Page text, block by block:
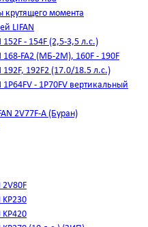
крутящего момента
LIFAN
152F - 154F (2,5-3,5 л.с.)
168-FA2 (МБ-2М), 160F - 190F
192F, 192F2 (17.0/18.5 л.с.)
1Р64FV - 1Р70FV вертикальный
2V77F-A (Буран)
2V80F
KP230
KP420